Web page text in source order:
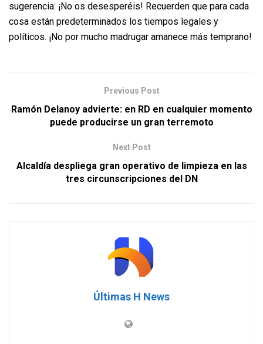
sugerencia: ¡No os desesperéis! Recuerden que para cada
cosa están predeterminados los tiempos legales y
políticos. ¡No por mucho madrugar amanece más temprano!
Previous Post
Ramón Delanoy advierte: en RD en cualquier momento
puede producirse un gran terremoto
Next Post
Alcaldía despliega gran operativo de limpieza en las
tres circunscripciones del DN
Últimas H News